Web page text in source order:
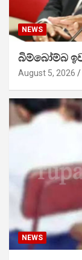
NEWS
බිම්බෝම්බ
August 5, 2026
NEWS